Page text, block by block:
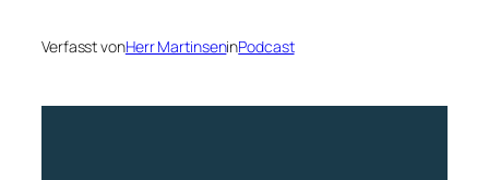
Verfasst vonHerr MartinseninPodcast